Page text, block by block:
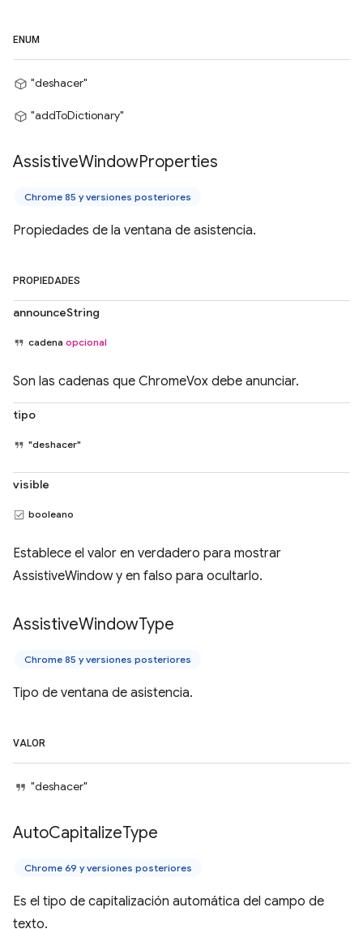
ENUM
"deshacer"
"addToDictionary"
AssistiveWindowProperties
Chrome 85 y versiones posteriores
Propiedades de la ventana de asistencia.
PROPIEDADES
announceString
cadena opcional
Son las cadenas que ChromeVox debe anunciar.
tipo
"deshacer"
visible
booleano
Establece el valor en verdadero para mostrar
AssistiveWindow y en falso para ocultarlo.
AssistiveWindowType
Chrome 85 y versiones posteriores
Tipo de ventana de asistencia.
VALOR
"deshacer"
AutoCapitalizeType
Chrome 69 y versiones posteriores
Es el tipo de capitalización automática del campo de
texto.